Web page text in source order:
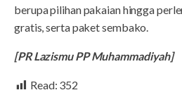
berupa pilihan pakaian hingga
gratis, serta paket sembako.
[PR Lazismu PP Muhammadiyah]
Read: 352